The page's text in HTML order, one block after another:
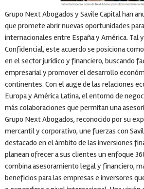
Grupo Next Abogados y Savile Capital han
que promete abrir nuevas oportunidades
internacionales entre España y América. Tal
Confidencial, este acuerdo se posiciona
en el sector jurídico y financiero, buscando
empresarial y promover el desarrollo
continentes. Con el auge de las relaciones
Europa y América Latina, el entorno de
más colaboraciones que permitan una
Grupo Next Abogados, reconocido por su
mercantil y corporativo, une fuerzas con
destacado en el ámbito de las inversiones
planean ofrecer a sus clientes un enfoque
combina asesoramiento legal y financiero,
beneficios para las empresas e inversores